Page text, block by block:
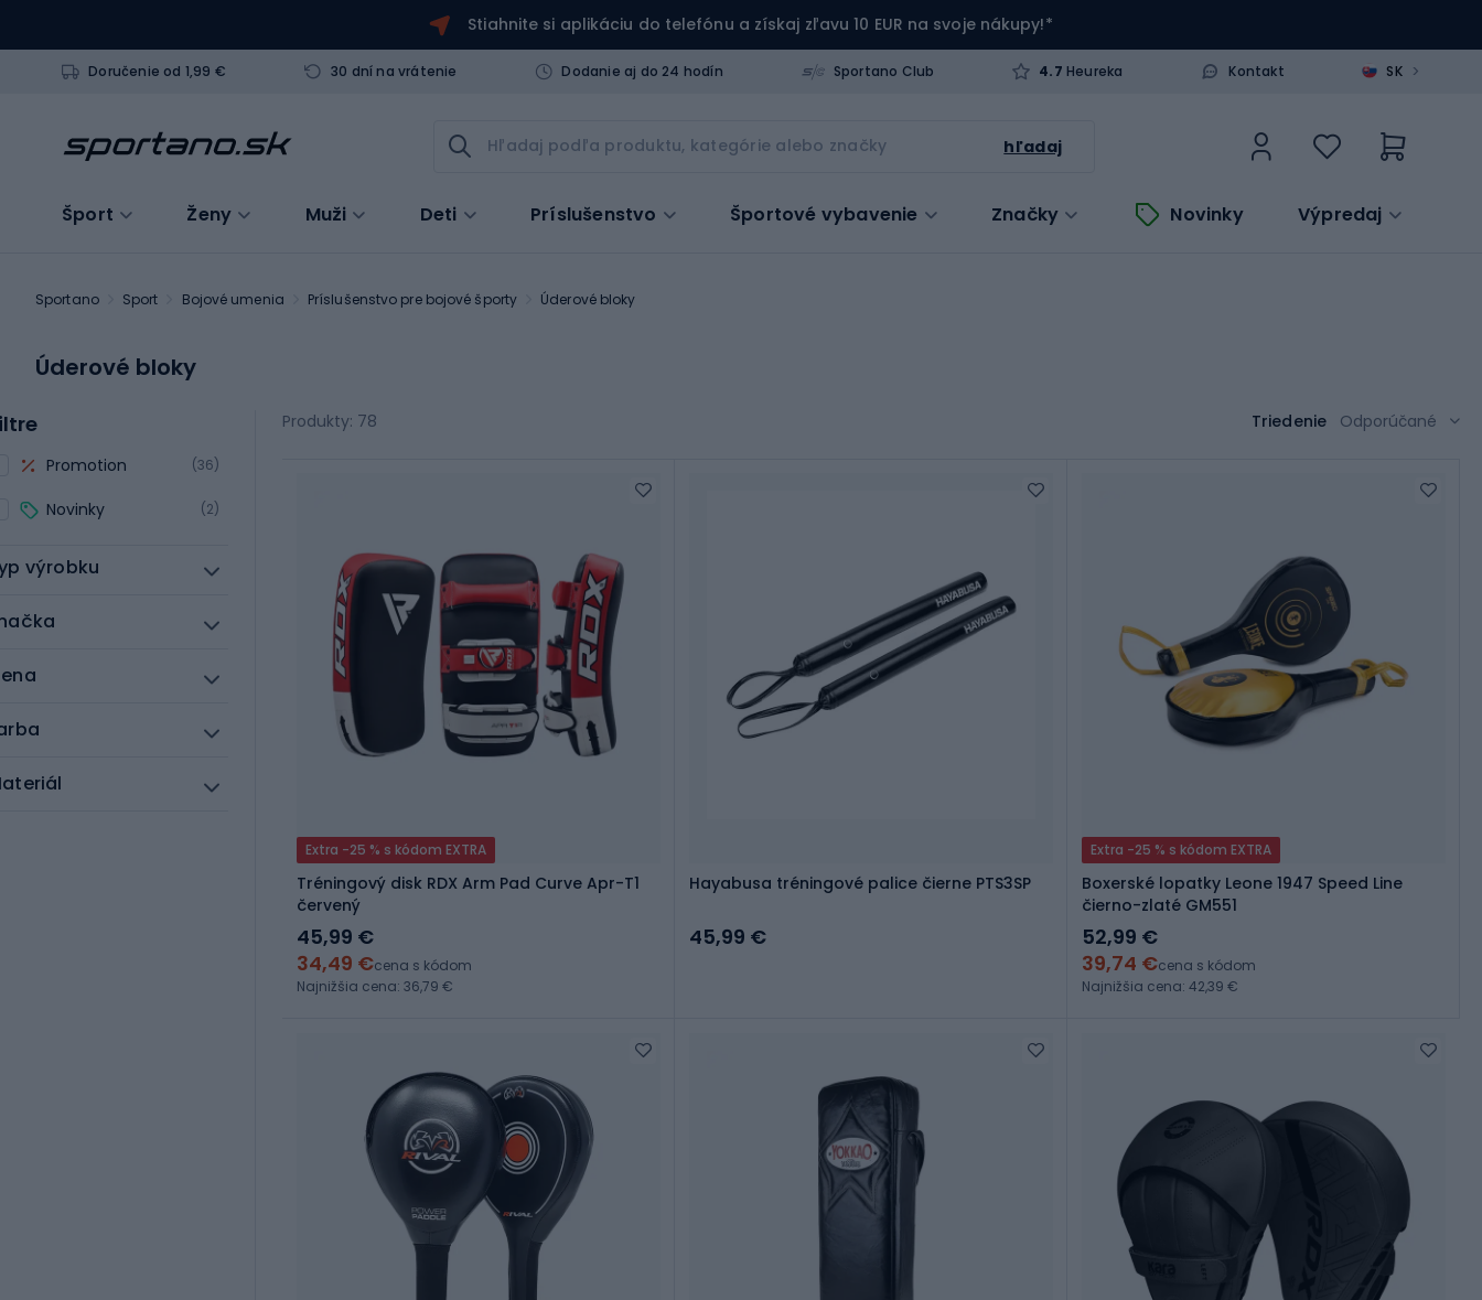
Stiahnite si aplikáciu do telefónu a získaj zľavu 10 EUR na svoje nákupy!*
Doručenie od 1,99 € 30 dní na vrátenie Dodanie aj do 24 hodín Sportano Club 4.7 Heureka Kontakt SK >
hľadaj
Šport Ženy Muži Deti Príslušenstvo Športové vybavenie Značky Novinky Výpredaj
Sportano Sport Bojové umenia Príslušenstvo pre bojové športy Úderové bloky
Úderové bloky
Promotion (36)
Novinky (2)
výrobku
Produkty: 78 Triedenie Odporúčané
Extra -25 % s kódom EXTRA
Tréningový disk RDX Arm Pad Curve Apr-T1
červený
45,99 €
34,49 €cena s kódom
Najnižšia cena: 36,79 €
Hayabusa tréningové palice čierne PTS3SP
45,99 €
Extra -25 % s kódom EXTRA
Boxerské lopatky Leone 1947 Speed Line
čierno-zlaté GM551
52,99 €
39,74 €cena s kódom
Najnižšia cena: 42,39 €